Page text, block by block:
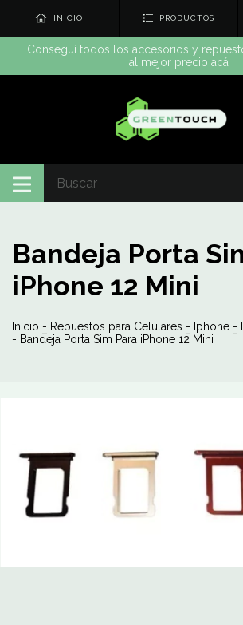
INICIO PRODUCTOS
Conseguí todos los accesorios y
al mejor precio acá
Bandeja Porta
iPhone 12 Mini
Inicio - Repuestos para Celulares - Iphone -
- Bandeja Porta Sim Para iPhone 12 Mini